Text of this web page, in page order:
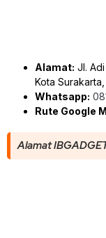
Alamat: Jl.
Kota
Whatsapp:
Rute Google
Alamat